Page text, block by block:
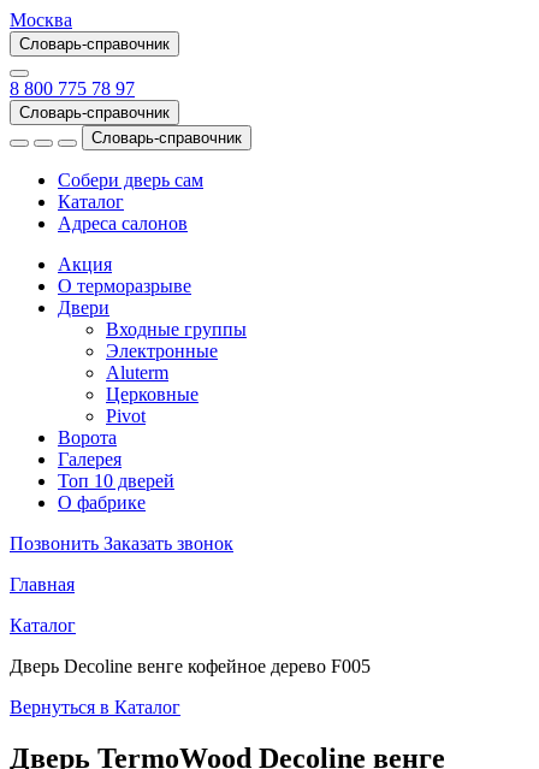
Москва
Словарь-справочник
8 800 775 78 97
Словарь-справочник
Словарь-справочник
Собери дверь сам
Каталог
Адреса салонов
Акция
О терморазрыве
Двери
Входные группы
Электронные
Aluterm
Церковные
Pivot
Ворота
Галерея
Топ 10 дверей
О фабрике
Позвонить Заказать звонок
Главная
Каталог
Дверь Decoline венге кофейное дерево F005
Вернуться в Каталог
Дверь TermoWood Decoline венге